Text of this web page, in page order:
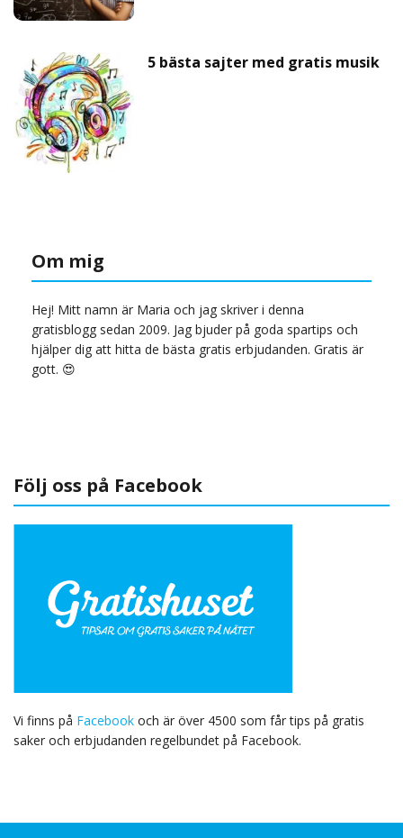
5 bästa sajter med gratis musik
Om mig
Hej! Mitt namn är Maria och jag skriver i denna
gratisblogg sedan 2009. Jag bjuder på goda spartips och
hjälper dig att hitta de bästa gratis erbjudanden. Gratis är
gott. 😍
Följ oss på Facebook
Vi finns på Facebook och är över 4500 som får tips på gratis
saker och erbjudanden regelbundet på Facebook.